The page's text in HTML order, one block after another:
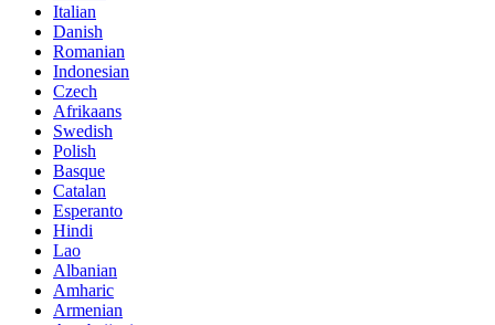
Italian
Danish
Romanian
Indonesian
Czech
Afrikaans
Swedish
Polish
Basque
Catalan
Esperanto
Hindi
Lao
Albanian
Amharic
Armenian